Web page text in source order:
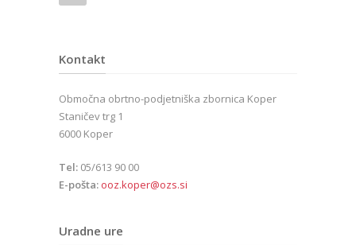
Kontakt
Območna obrtno-podjetniška zbornica Koper
Staničev trg 1
6000 Koper
Tel: 05/613 90 00
E-pošta: ooz.koper@ozs.si
Uradne ure